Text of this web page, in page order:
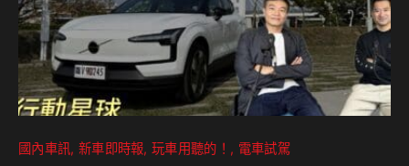
國內車訊 新車即時報 玩車用聽的！ 電車試駕